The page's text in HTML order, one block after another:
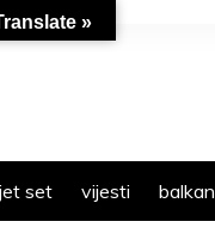
jet set vijesti balkan
»